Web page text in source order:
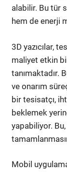
alabilir. Bu tür
hem de enerji
3D yazıcılar,
maliyet etkin
tanımaktadır.
ve onarım
bir tesisatçı,
beklemek
yapabiliyor.
Mobil